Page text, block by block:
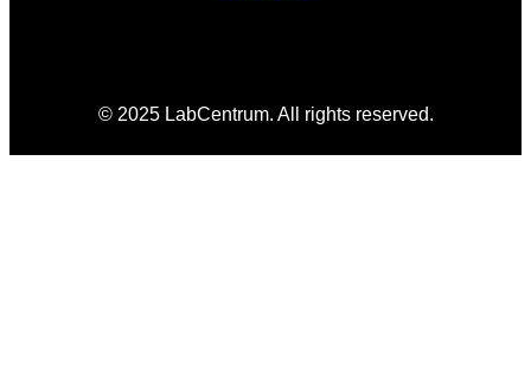
© 2025 LabCentrum. All rights reserved.